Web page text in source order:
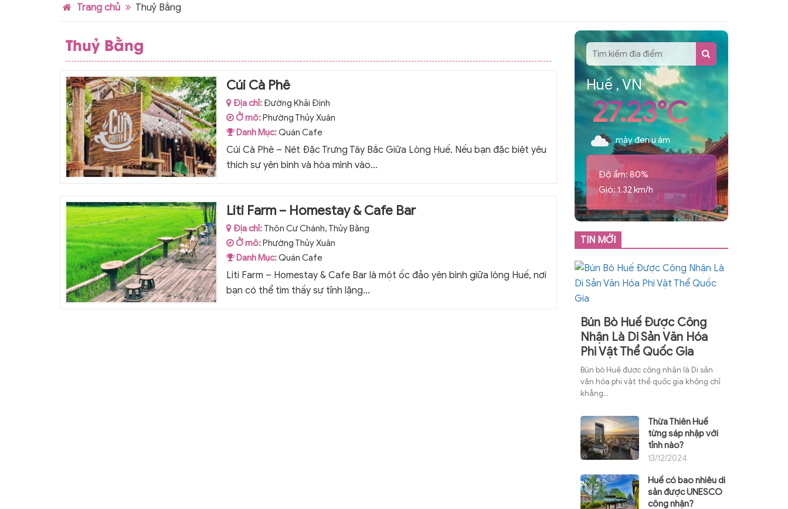
Trang chủ Thuỷ Bằng
Thuỷ Bằng
Cúi Cà Phê
Địa chỉ: Đường Khải Định
Ở mô:Phường Thủy Xuân
Danh Mục:Quán Cafe
Cúi Cà Phê – Nét Đặc Trưng Tây Bắc Giữa Lòng Huế. Nếu bạn đặc biệt yêu
thích sự yên bình và hòa mình vào...
Liti Farm – Homestay & Cafe Bar
Địa chỉ: Thôn Cư Chánh, Thủy Bằng
Ở mô:Phường Thủy Xuân
Danh Mục:Quán Cafe
Liti Farm – Homestay & Cafe Bar là một ốc đảo yên bình giữa lòng Huế, nơi
bạn có thể tìm thấy sự tĩnh lặng...
Huế , VN
27.23°C
mây đen u ám
Độ ẩm: 80%
Gió: 1.32 km/h
TIN MỚI
Bún Bò Huế Được Công
Nhận Là Di Sản Văn Hóa
Phi Vật Thể Quốc Gia
Bún bò Huế được công nhận là Di sản
văn hóa phi vật thể quốc gia không chỉ
khẳng...
Thừa Thiên Huế
từng sáp nhập với
tỉnh nào?
13/12/2024
Huế có bao nhiêu di
sản được UNESCO
công nhận?